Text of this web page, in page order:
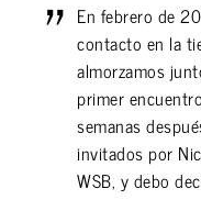
En febrero de
contacto en la
almorzamos
primer
semanas
invitados por
WSB, y debo